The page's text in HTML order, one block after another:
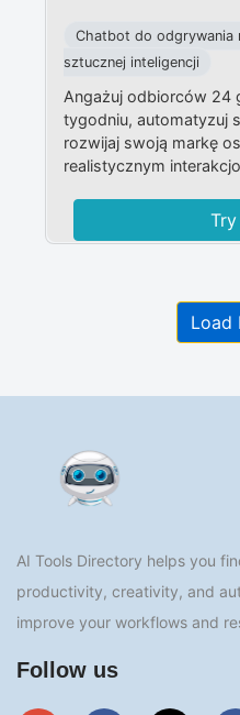
Chatbot do odgrywania
sztucznej inteligencji
Angażuj odbiorców 24
tygodniu, automatyzuj
rozwijaj swoją markę
realistycznym
Load
AI Tools Directory helps you
productivity, creativity, and
improve your workflows and
Follow us